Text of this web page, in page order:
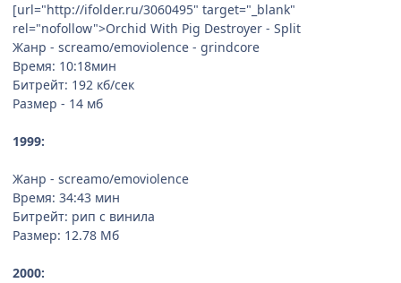
[url="http://ifolder.ru/3060495" target="_blank"
rel="nofollow">Orchid With Pig Destroyer - Split
Жанр - screamo/emoviolence - grindcore
Время: 10:18мин
Битрейт: 192 кб/сек
Размер - 14 мб
1999:
Жанр - screamo/emoviolence
Время: 34:43 мин
Битрейт: рип с винила
Размер: 12.78 Мб
2000: